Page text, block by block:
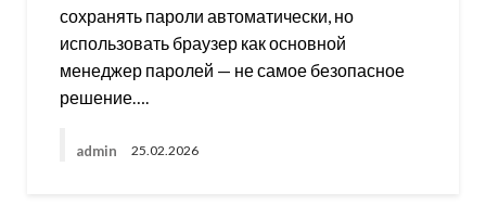
сохранять пароли автоматически, но
использовать браузер как основной
менеджер паролей — не самое безопасное
решение….
admin 25.02.2026